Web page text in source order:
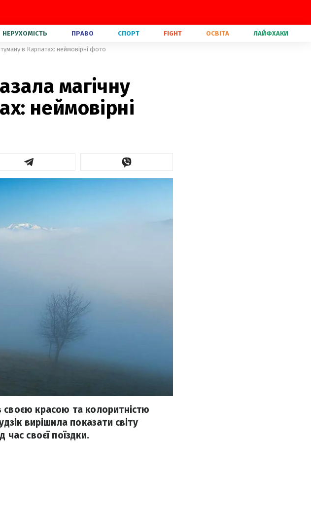
НЕРУХОМІСТЬ ПРАВО СПОРТ FIGHT ОСВІТА ЛАЙФХАКИ
в Карпатах: неймовірні фото
магічну
неймовірні
своєю красою та колоритністю
вирішила показати світу
своєї поїздки.